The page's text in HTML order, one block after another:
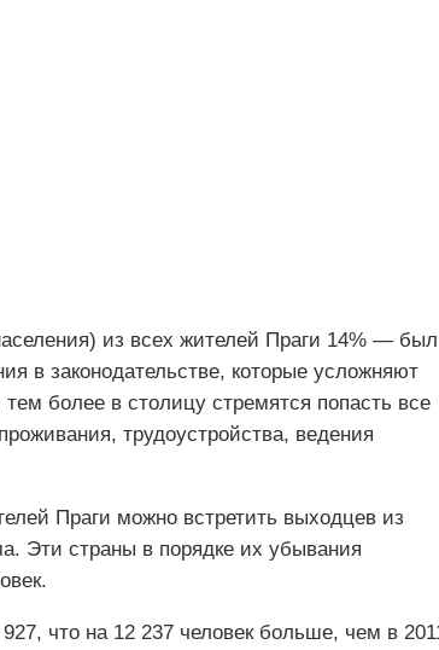
из всех жителей Праги 14% —
в законодательстве, которые усложняют
более в столицу стремятся попасть все
трудоустройства, ведения
Праги можно встретить выходцев из
Эти страны в порядке их убывания
что на 12 237 человек больше, чем в